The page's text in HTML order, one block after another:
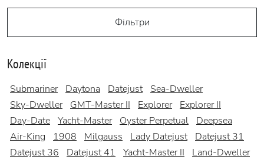
Фільтри
Колекції
Submariner Daytona Datejust
Sea-Dweller
Sky-Dweller
GMT-Master II Explorer
Explorer II
Day-Date Yacht-Master Oyster Perpetual
Deepsea
Air-King
1908 Milgauss Lady Datejust
Datejust 31
Datejust 36
Datejust 41 Yacht-Master II Land-Dweller